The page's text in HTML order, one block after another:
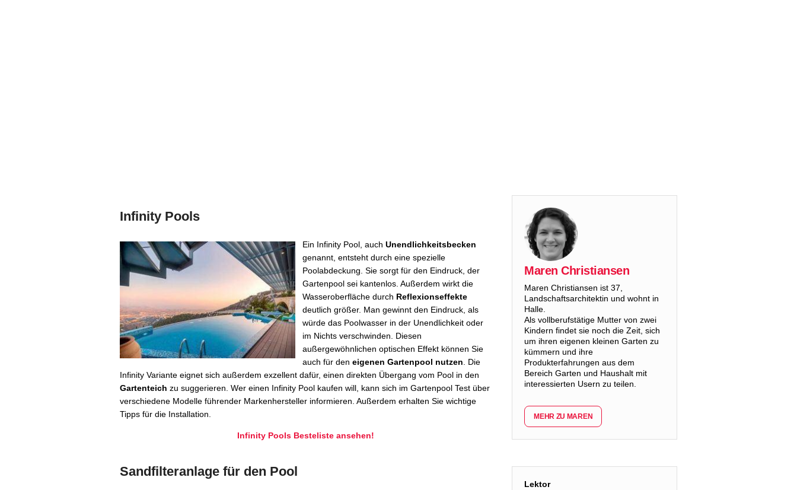
Infinity Pools
Ein Infinity Pool, auch Unendlichkeitsbecken
genannt, entsteht durch eine spezielle
Poolabdeckung. Sie sorgt für den Eindruck, der
Gartenpool sei kantenlos. Außerdem wirkt die
Wasseroberfläche durch Reflexionseffekte
deutlich größer. Man gewinnt den Eindruck, als
würde das Poolwasser in der Unendlichkeit oder
im Nichts verschwinden. Diesen
außergewöhnlichen optischen Effekt können Sie
auch für den eigenen Gartenpool nutzen . Die
Infinity Variante eignet sich außerdem exzellent dafür, einen direkten Übergang vom Pool in den
Gartenteich zu suggerieren. Wer einen Infinity Pool kaufen will, kann sich im Gartenpool Test über
verschiedene Modelle führender Markenhersteller informieren. Außerdem erhalten Sie wichtige
Tipps für die Installation.
Infinity Pools Besteliste ansehen!
Sandfilteranlage für den Pool
Maren Christiansen
Maren Christiansen ist 37,
Landschaftsarchitektin und wohnt in
Halle.
Als vollberufstätige Mutter von zwei
Kindern findet sie noch die Zeit, sich
um ihren eigenen kleinen Garten zu
kümmern und ihre
Produkterfahrungen aus dem
Bereich Garten und Haushalt mit
interessierten Usern zu teilen.
MEHR ZU MAREN
Lektor